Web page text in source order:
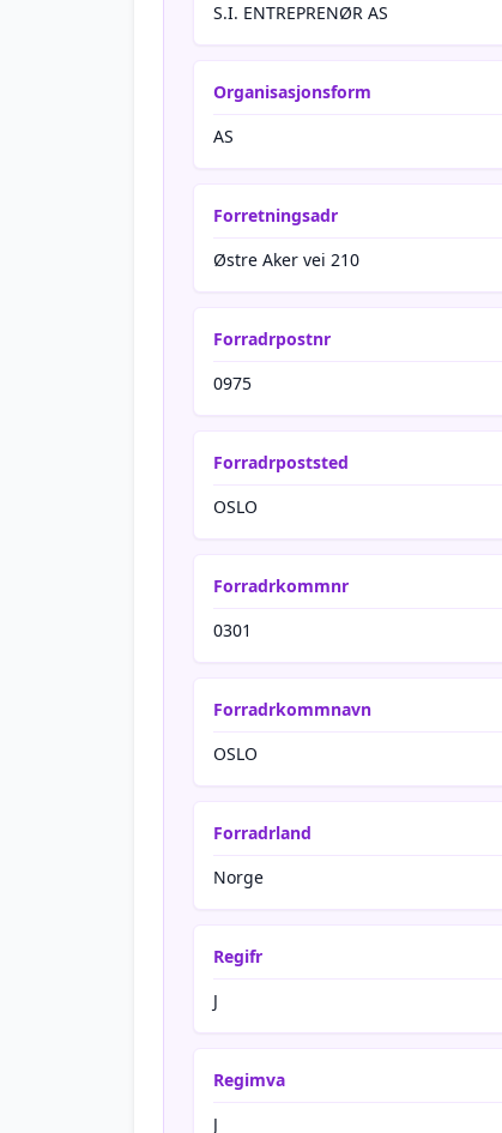
S.I. ENTREPRENØR AS
Organisasjonsform
AS
Forretningsadr
Østre Aker vei 210
Forradrpostnr
0975
Forradrpoststed
OSLO
Forradrkommnr
0301
Forradrkommnavn
OSLO
Forradrland
Norge
Regifr
J
Regimva
J